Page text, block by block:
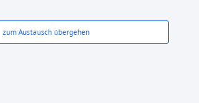
zum Austausch übergehen